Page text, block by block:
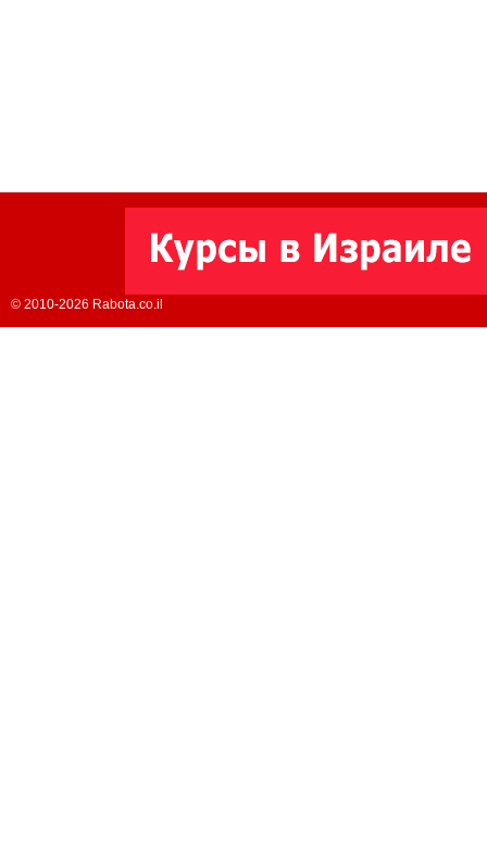
© 2010-2026 Rabota.co.il